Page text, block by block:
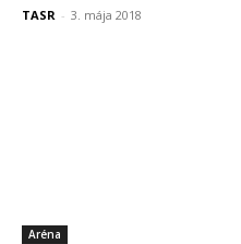
TASR - 3. mája 2018
Aréna